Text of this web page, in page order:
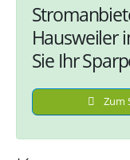
Hausweiler
Sie Ihr
Zum